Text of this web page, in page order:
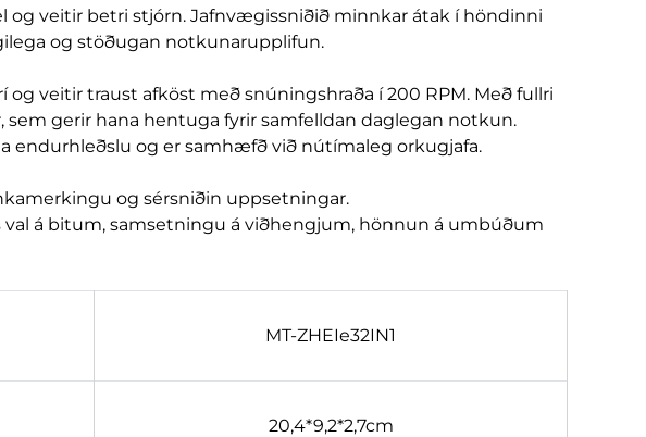
veitir betri stjórn. Jafnvægissniðið minnkar átak í höndinni
og stöðugan notkunarupplifun.
veitir traust afköst með snúningshraða í 200 RPM. Með fullri
gerir hana hentuga fyrir samfelldan daglegan notkun.
endurhleðslu og er samhæfð við nútímaleg orkugjafa.
og sérsniðin uppsetningar.
á bitum, samsetningu á viðhengjum, hönnun á umbúðum
MT-ZHEIe32IN1
20,4*9,2*2,7cm